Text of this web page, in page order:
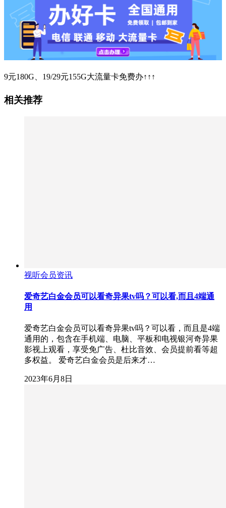
9元180G、19/29元155G大流量卡免费办↑↑↑
相关推荐
视听会员资讯
爱奇艺白金会员可以看奇异果tv吗？可以看,而且4端通
用
爱奇艺白金会员可以看奇异果tv吗？可以看，而且是4端
通用的，包含在手机端、电脑、平板和电视银河奇异果
影视上观看，享受免广告、杜比音效、会员提前看等超
多权益。 爱奇艺白金会员是后来才…
2023年6月8日